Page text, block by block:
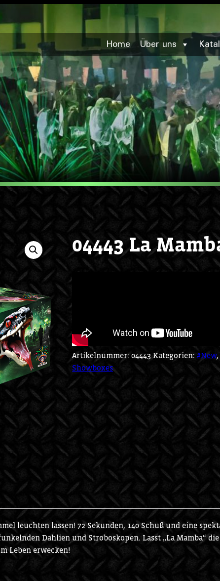
Home Über uns
04443 La
Artikelnummer:04443 Kategorien:#New,
Showboxes
leuchten lassen! 72 Sekunden, 140 Schuß und eine
Dahlien und Stroboskopen. Lasst „La Mamba“
Leben erwecken!